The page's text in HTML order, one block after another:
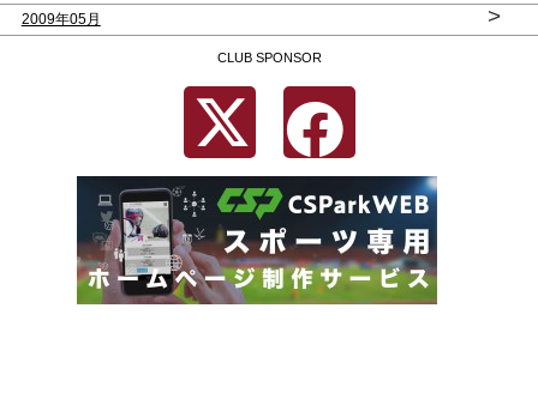
2009年05月 >
CLUB SPONSOR